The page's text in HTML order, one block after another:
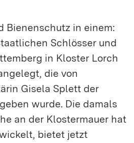
Bienenschutz in einem:
Schlösser und
in Kloster Lorch
die von
Gisela Splett der
wurde. Die damals
an der Klostermauer hat
bietet jetzt